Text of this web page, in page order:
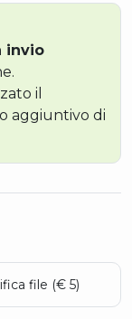
invio
il
aggiuntivo di
file (€ 5)